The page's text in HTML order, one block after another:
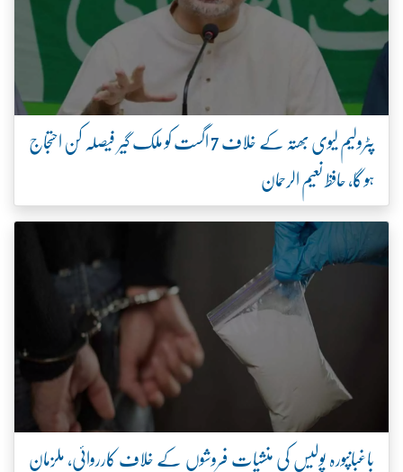
پٹرولیم لیوی بھتہ کے خلاف 7 اگست کو ملک گیر فیصلہ کن احتجاج
ہو گا، حافظ نعیم الرحمان
باغبانپورہ پولیس کی منشیات فروشوں کے خلاف کارروائی، ملزمان